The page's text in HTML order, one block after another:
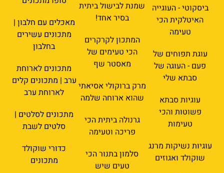
ביסקוטי - העוגייה
האיטלקית הכי
טעימה
עוגת תפוחים של
פעם - העוגה של
סבתא שלי
עוגיות סבתא
פשוטות והכי
טעימות
עוגיות נשיקות מרנג
שוקולד ואגוזים
שמנת לבישול ביתית
בסיר אחד!
המתכון לקרקרים
הכי טעימים של
מאסטר שף
מרק ברוקולי אסיאתי
שהוא ארוחה שלמה
גרנולה ביתית הכי
פריכה וטעימה
סלמון בתנור הכי
טעים שיש
מאכלים עם חלבון |
מתכונים עשירים
בחלבון
מתכונים לארוחת
ערב | מתכונים קלים
לארוחת ערב
מתכונים לסלטים |
סלטים לשבת
כדורי שוקולד
מתכונים